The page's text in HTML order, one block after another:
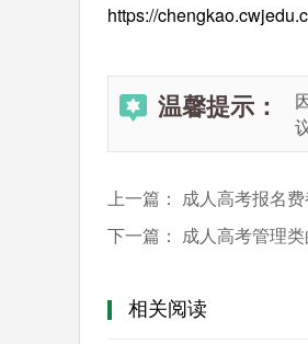
https://
温馨提示：
上一篇： 成人高考报名
下一篇： 成人高考管理
相关阅读